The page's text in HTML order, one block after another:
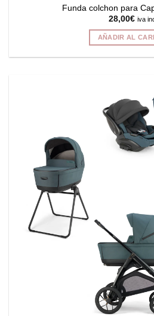
Funda colchon para
28,00€ iva
AÑADIR AL